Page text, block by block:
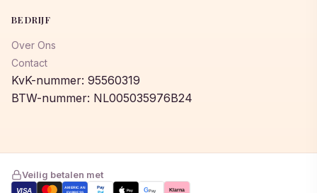
BEDRIJF
Over Ons
Contact
KvK-nummer: 95560319
BTW-nummer: NL005035976B24
Veilig betalen met
VISA AMERICAN
EXPRESS
Pay
Pal Pay GPay Klarna